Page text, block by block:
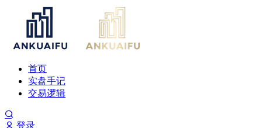
首页
实盘手记
交易逻辑
登录